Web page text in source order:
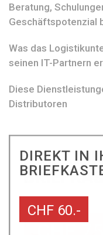
Beratung,
Geschäftspotenzial
Was das
seinen IT-Partnern
Diese
Distributoren
DIREKT IN
CHF 60.-